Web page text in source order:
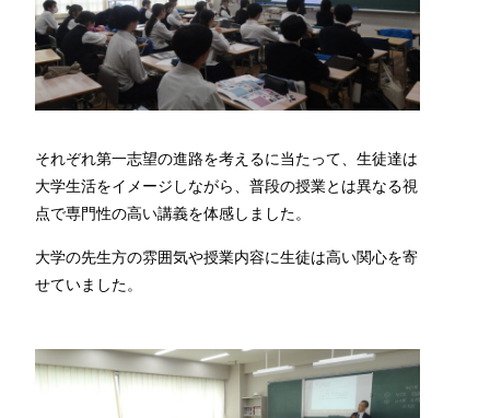
それぞれ第一志望の進路を考えるに当たって、生徒達は
大学生活をイメージしながら、普段の授業とは異なる視
点で専門性の高い講義を体感しました。
大学の先生方の雰囲気や授業内容に生徒は高い関心を寄
せていました。